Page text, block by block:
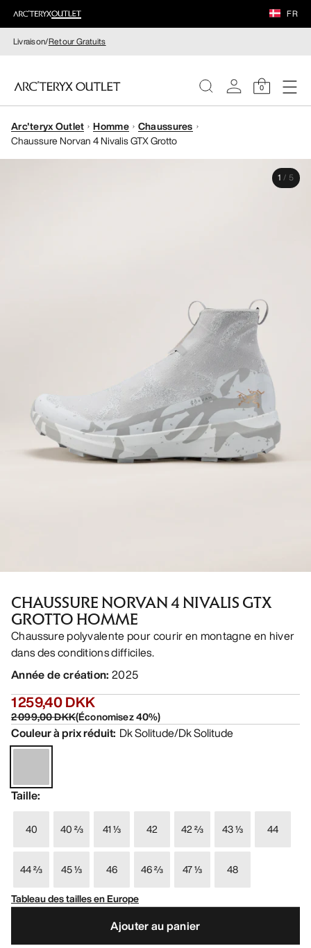
FR
Livraison/Retour Gratuits
0
FEMME
Arc'teryx Outlet Homme
Chaussures
Chaussure Norvan 4 Nivalis GTX Grotto
1 / 5
CHAUSSURE NORVAN 4 NIVALIS GTX
GROTTO HOMME
Chaussure polyvalente pour courir en montagne en hiver
dans des conditions difficiles.
Année de création: 2025
1 259,40 DKK
2 099,00 DKK(Économisez40%)
Couleur à prix réduit: Dk Solitude/Dk Solitude
Taille:
40 40 ⅔ 41 ⅓ 42 42 ⅔ 43 ⅓ 44
44 ⅔ 45 ⅓ 46 46 ⅔ 47 ⅓
48
Tableau des tailles en Europe
Ajouter au panier